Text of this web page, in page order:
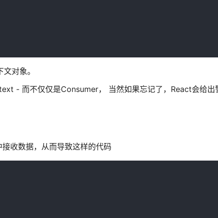
对象。
- 而不仅仅是Consumer， 当然如果忘记了，React会给出
收数据，从而导致这样的代码